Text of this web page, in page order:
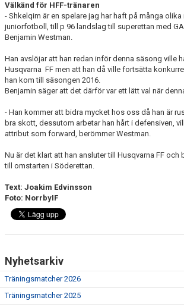
Välkänd för HFF-tränaren
- Shkelqim är en spelare jag har haft på många olika
juniorfotboll, till p 96 landslag till superettan med
Benjamin Westman.
Han avslöjar att han redan inför denna säsong ville
Husqvarna FF men att han då ville fortsätta
han kom till säsongen 2016.
Benjamin säger att det därför var ett lätt val när
- Han kommer att bidra mycket hos oss då han är
bra skott, dessutom arbetar han hårt i defensiven,
attribut som forward, berömmer Westman.
Nu är det klart att han ansluter till Husqvarna FF och
till omstarten i Söderettan.
Text: Joakim Edvinsson
Foto: NorrbyIF
Nyhetsarkiv
Träningsmatcher 2026
Träningsmatcher 2025